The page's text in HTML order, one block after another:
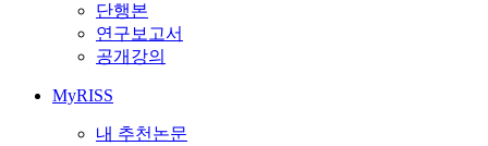
단행본
연구보고서
공개강의
MyRISS
내 추천논문